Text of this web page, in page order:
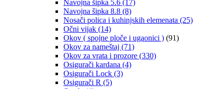
Navojna šipka 5.6 (17)
Navojna šipka 8.8 (8)
Nosači polica i kuhinjskih elemenata (25)
Očni vijak (14)
Okov ( spojne ploče i ugaonici ) (91)
Okov za nameštaj (71)
Okov za vrata i prozore (330)
Osigurači kardana (4)
Osigurači Lock (3)
Osigurači R (5)